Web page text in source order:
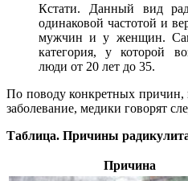
Кстати. Данный вид
одинаковой частотой и
мужчин и у женщин.
категория, у которой
люди от 20 лет до 35.
По поводу конкретных причин,
заболевание, медики говорят
Таблица. Причины
Причина